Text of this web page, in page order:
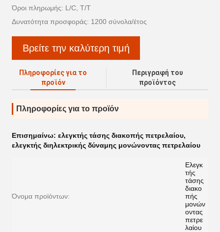
Όροι πληρωμής: L/C, T/T
Δυνατότητα προσφοράς: 1200 σύνολα/έτος
Βρείτε την καλύτερη τιμή
Πληροφορίες για το
προϊόν
Περιγραφή του
προϊόντος
Πληροφορίες για το προϊόν
Επισημαίνω: ελεγκτής τάσης διακοπής πετρελαίου,
ελεγκτής διηλεκτρικής δύναμης μονώνοντας πετρελαίου
Όνομα προϊόντων:
Ελεγκ
τής
τάσης
διακο
πής
μονών
οντας
πετρε
λαίου